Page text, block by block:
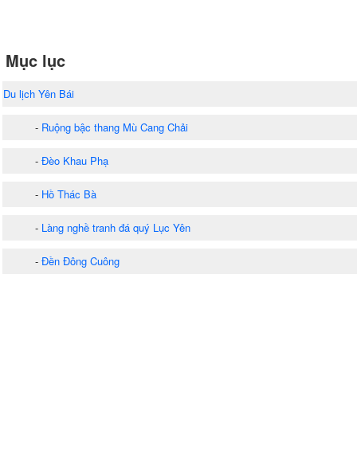
Mục lục
Du lịch Yên Bái
- Ruộng bậc thang Mù Cang Chải
- Đèo Khau Phạ
- Hồ Thác Bà
- Làng nghề tranh đá quý Lục Yên
- Đền Đông Cuông